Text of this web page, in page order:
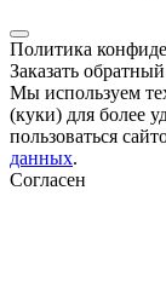
Политика
Заказать
Мы используем
(куки) для более
пользоваться
данных.
Согласен